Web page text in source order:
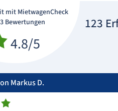
mit MietwagenCheck
Bewertungen
4.8/5
123
Markus D.